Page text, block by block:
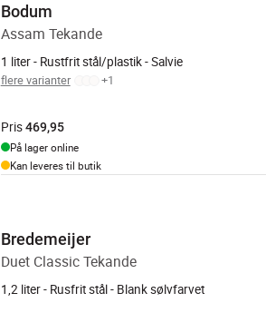
Bodum
Assam Tekande
1 liter - Rustfrit stål/plastik - Salvie
flere varianter +1
Pris 469,95
På lager online
Kan leveres til butik
Bredemeijer
Duet Classic Tekande
1,2 liter - Rusfrit stål - Blank sølvfarvet